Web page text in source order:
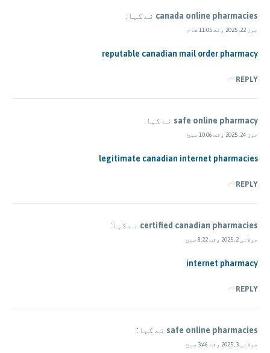
canada online pharmacies نے کہا:
جون 22, 2025 وقت 11:05 شام
reputable canadian mail order pharmacy
REPLY
safe online pharmacy نے کہا:
جون 24, 2025 وقت 10:06 صبح
legitimate canadian internet pharmacies
REPLY
certified canadian pharmacies نے کہا:
جولائی 2, 2025 وقت 8:22 صبح
internet pharmacy
REPLY
safe online pharmacies نے کہا:
جولائی 3, 2025 وقت 3:46 صبح